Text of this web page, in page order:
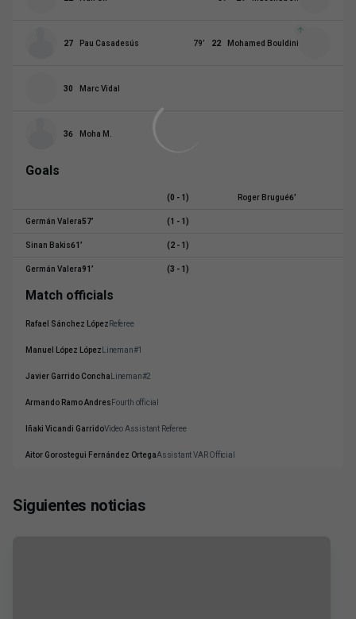
27 Pau Casadesús 22 Mohamed Bouldini
79’
30 Marc Vidal
36 Moha M.
Goals
(0 - 1) Roger Brugué6’
Germán Valera57’ (1 - 1)
Sinan Bakis61 ’ (2 - 1)
Germán Valera91 ’ (3 - 1)
Match officials
Rafael Sánchez López Referee
Manuel López López Lineman#1
Javier Garrido Concha Lineman#2
Armando Ramo Andres Fourth official
Iñaki Vicandi GarridoVideo Assistant Referee
Aitor Gorostegui Fernández OrtegaAssistant VAR Official
Siguientes noticias